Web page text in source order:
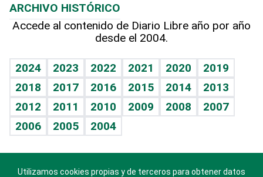
Hablando con el pediatra
Vida y familia
Eñe
Celebrando la vida
Sin complejos
En pocas palabras
Línea de hit
TBT Deportivo
Más firmas
Hecho en casa
Guía del dinero
Cumpleaños
Horóscopos
Crucigramas
ARCHIVO HISTÓRICO
Accede al contenido de Diario Libre año por año
desde el 2004.
2024 2023 2022 2021 2020
2019
2018
2017 2016 2015 2014
2013
2012
2011 2010 2009 2008
2007
2006
2005 2004
Utilizamos cookies propias y de terceros para obtener datos